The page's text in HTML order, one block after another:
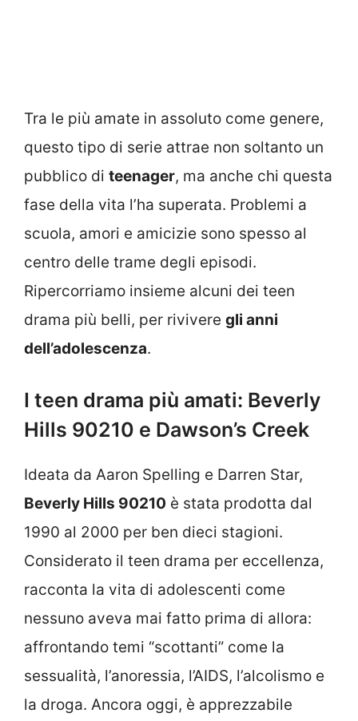
Tra le più amate in assoluto come genere,
questo tipo di serie attrae non soltanto un
pubblico di teenager, ma anche chi questa
fase della vita l’ha superata. Problemi a
scuola, amori e amicizie sono spesso al
centro delle trame degli episodi.
Ripercorriamo insieme alcuni dei teen
drama più belli, per rivivere gli anni
dell’adolescenza.
I teen drama più amati: Beverly
Hills 90210 e Dawson’s Creek
Ideata da Aaron Spelling e Darren Star,
Beverly Hills 90210 è stata prodotta dal
1990 al 2000 per ben dieci stagioni.
Considerato il teen drama per eccellenza,
racconta la vita di adolescenti come
nessuno aveva mai fatto prima di allora:
affrontando temi “scottanti” come la
sessualità, l’anoressia, l’AIDS, l’alcolismo e
la droga. Ancora oggi, è apprezzabile